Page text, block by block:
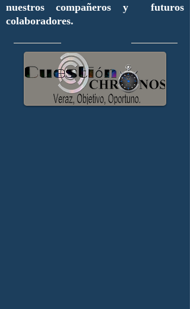
nuestros compañeros y futuros
colaboradores.